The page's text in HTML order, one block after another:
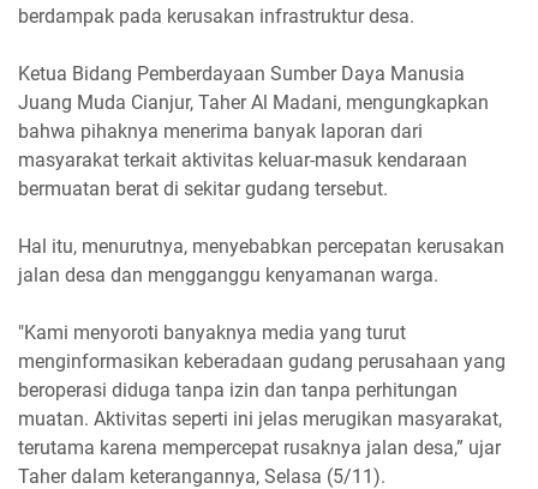
berdampak pada kerusakan infrastruktur desa.
Ketua Bidang Pemberdayaan Sumber Daya Manusia
Juang Muda Cianjur, Taher Al Madani, mengungkapkan
bahwa pihaknya menerima banyak laporan dari
masyarakat terkait aktivitas keluar-masuk kendaraan
bermuatan berat di sekitar gudang tersebut.
Hal itu, menurutnya, menyebabkan percepatan kerusakan
jalan desa dan mengganggu kenyamanan warga.
"Kami menyoroti banyaknya media yang turut
menginformasikan keberadaan gudang perusahaan yang
beroperasi diduga tanpa izin dan tanpa perhitungan
muatan. Aktivitas seperti ini jelas merugikan masyarakat,
terutama karena mempercepat rusaknya jalan desa,” ujar
Taher dalam keterangannya, Selasa (5/11).